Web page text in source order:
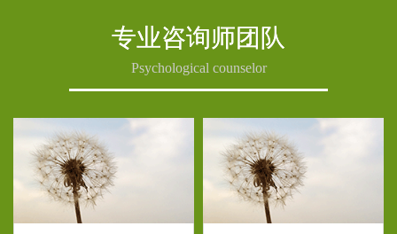
专业咨询师团队
Psychological counselor
Previous